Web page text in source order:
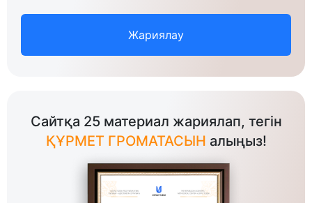
Жариялау
Сайтқа 25 материал жариялап, тегін
ҚҰРМЕТ ГРОМАТАСЫН алыңыз!